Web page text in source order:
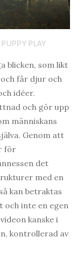
PUPPY PLAY
blicken, som likt
får djur och
idéer.
och gör upp
människans
Genom att
för
det
med en
kan betraktas
och inte en egen
kanske i
kontrollerad av